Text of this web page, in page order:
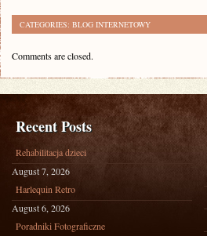
CATEGORIES: BLOG INTERNETOWY
Comments are closed.
Recent Posts
Rehabilitacja dzieci
August 7, 2026
Harlequin Retro
August 6, 2026
Poradniki Fotograficzne